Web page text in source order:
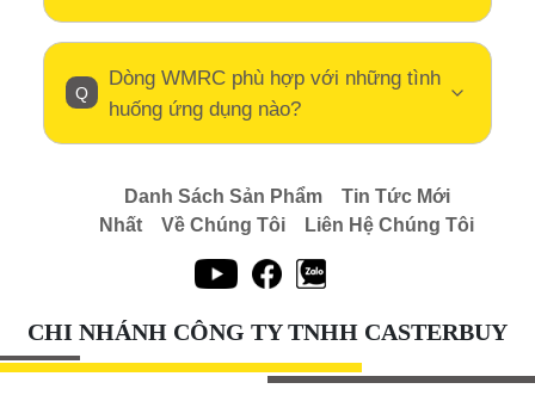
Dòng WMRC phù hợp với những tình
huống ứng dụng nào?
Danh Sách Sản Phẩm
Tin Tức Mới
Nhất
Về Chúng Tôi Liên Hệ Chúng Tôi
CHI NHÁNH CÔNG TY TNHH CASTERBUY